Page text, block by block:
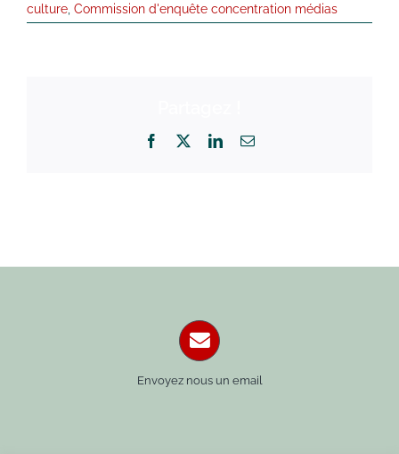
culture Commission d'enquête concentration médias
Facebook LinkedInEmail
Envoyez nous un email